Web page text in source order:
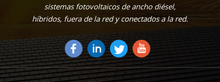
sistemas fotovoltaicos de ancho diésel,
híbridos, fuera de la red y conectados a la red.